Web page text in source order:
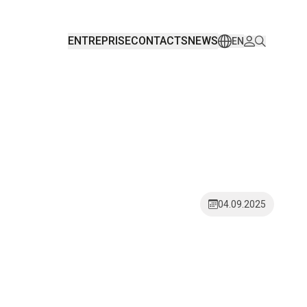
ENTREPRISECONTACTSNEWS EN
04.09.2025